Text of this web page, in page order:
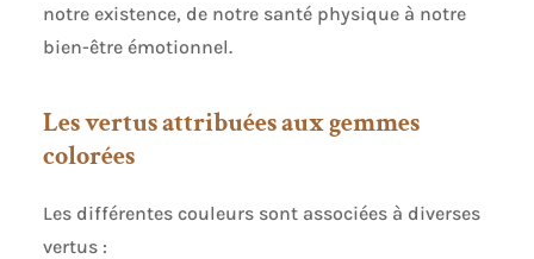
notre existence, de notre santé physique à notre
bien-être émotionnel.
Les vertus attribuées aux gemmes
colorées
Les différentes couleurs sont associées à diverses
vertus :